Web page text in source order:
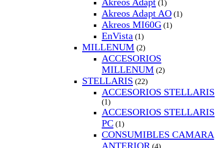
(1)
Akreos Adapt AO (1)
Akreos MI60G (1)
EnVista (1)
MILLENUM (2)
ACCESORIOS
MILLENUM (2)
STELLARIS (22)
ACCESORIOS STELLARIS
(1)
ACCESORIOS STELLARIS
PC (1)
CONSUMIBLES CAMARA
ANTERIOR